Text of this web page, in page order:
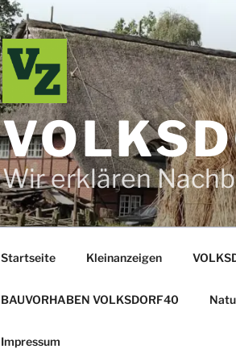
Wir erklären
Startseite Kleinanzeigen
BAUVORHABEN VOLKSDORF40
Impressum